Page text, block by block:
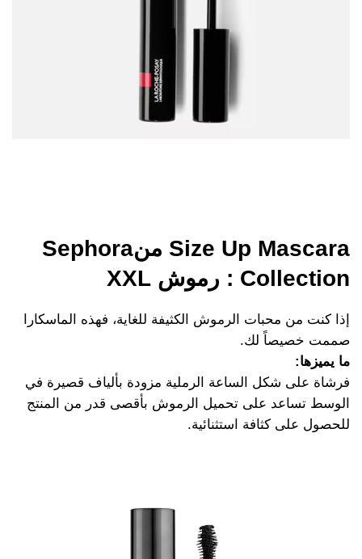
Size Up Mascara منSephora
Collection : رموش XXL
إذا كنت من محبات الرموش الكثيفة للغاية، فهذه الماسكارا
صممت خصيصاً لك.
ما يميزها:
فرشاة على شكل الساعة الرملية مزودة بألياف قصيرة في
الوسط تساعد على تحميل الرموش بأقصى قدر من المنتج
للحصول على كثافة استثنائية.